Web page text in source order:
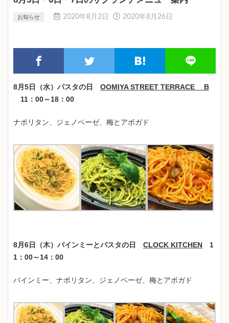
お知らせ 2020年8月2日 2020年8月26日
8月5日（水）パスタの日 OOMIYA STREET TERRACE B
11：00～18：00
ナポリタン、ジェノベーゼ、梅とアボガド
8月6日（木）バインミーとパスタの日 CLOCK KITCHEN 1
1：00～14：00
バインミー、ナポリタン、ジェノベーゼ、梅とアボガド